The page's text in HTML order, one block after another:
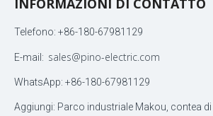
Telefono: +86-180-67981129
E-mail: sales@pino-electric.com
WhatsApp: +86-180-67981129
Aggiungi: Parco industriale Makou, contea